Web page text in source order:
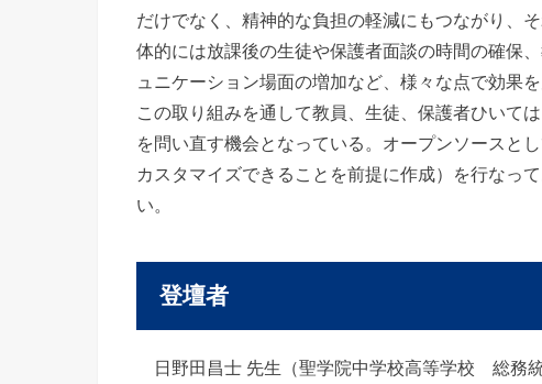
だけでなく、精神的な負担の軽減にもつながり、
体的には放課後の生徒や保護者面談の時間の確保
ュニケーション場面の増加など、様々な点で効果を
この取り組みを通して教員、生徒、保護者ひいて
を問い直す機会となっている。オープンソースと
カスタマイズできることを前提に作成）を行なっ
い。
登壇者
日野田昌士 先生（聖学院中学校高等学校 総務